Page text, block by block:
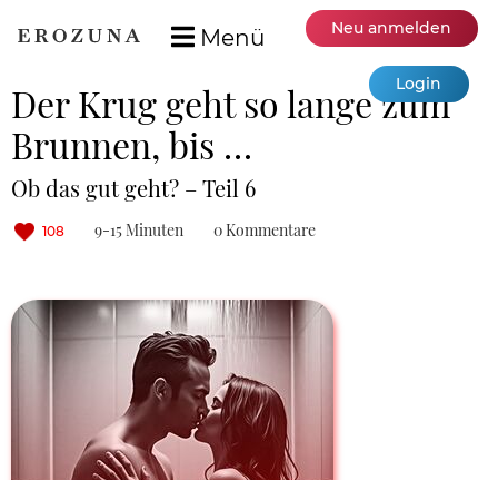
Menü Neu anmelden
Login
Der Krug geht so lange zum
Brunnen, bis …
Ob das gut geht? – Teil 6
108 9-15 Minuten 0 Kommentare